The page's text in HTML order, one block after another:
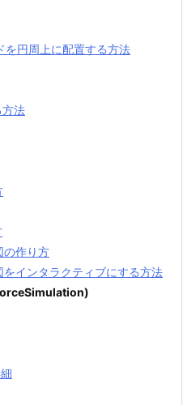
を円周上に配置する方法
法
の作り方
をインタラクティブにする方法